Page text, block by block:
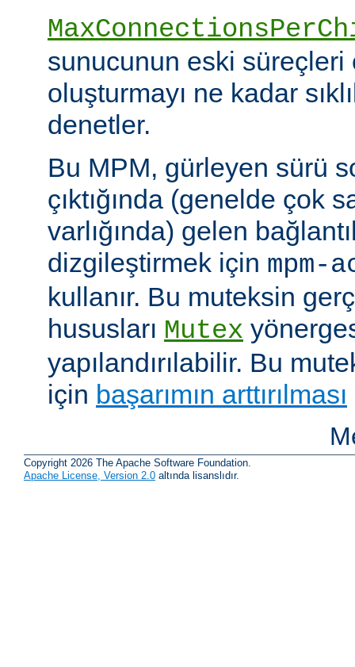
sunucunun eski
oluşturmayı ne kadar
denetler.
Bu MPM, gürleyen sürü
çıktığında (genelde çok
varlığında) gelen
dizgileştirmek için mpm-
kullanır. Bu muteksin
hususları Mutex
yapılandırılabilir. Bu
için başarımın arttırılması
Copyright 2026 The Apache Software Foundation.
Apache License, Version 2.0 altında lisanslıdır.